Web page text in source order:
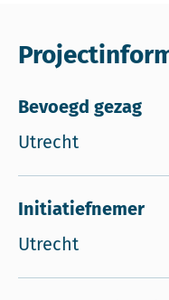
Bevoegd gezag
Utrecht
Initiatiefnemer
Utrecht